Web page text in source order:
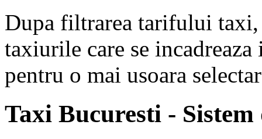
Dupa filtrarea tarifului
taxiurile care se
pentru o mai usoara
Taxi Bucuresti -